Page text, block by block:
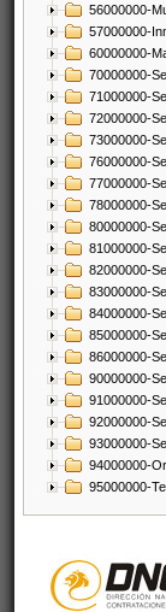
56000000-
57000000-
60000000-
70000000-
71000000-
72000000-
73000000-
76000000-
77000000-
78000000-
80000000-
81000000-
82000000-
83000000-
84000000-
85000000-
86000000-
90000000-
91000000-
92000000-
93000000-
94000000-
95000000-